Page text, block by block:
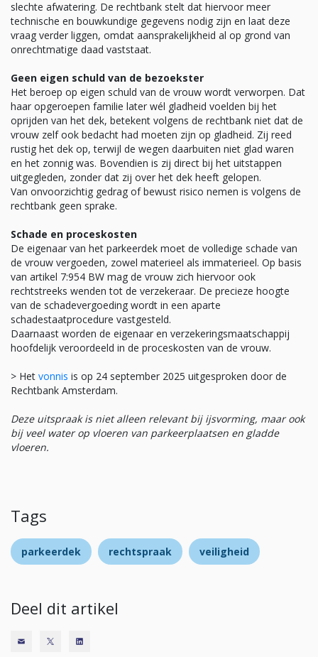
slechte afwatering. De rechtbank stelt dat hiervoor meer
technische en bouwkundige gegevens nodig zijn en laat deze
vraag verder liggen, omdat aansprakelijkheid al op grond van
onrechtmatige daad vaststaat.
Geen eigen schuld van de bezoekster
Het beroep op eigen schuld van de vrouw wordt verworpen. Dat
haar opgeroepen familie later wél gladheid voelden bij het
oprijden van het dek, betekent volgens de rechtbank niet dat de
vrouw zelf ook bedacht had moeten zijn op gladheid. Zij reed
rustig het dek op, terwijl de wegen daarbuiten niet glad waren
en het zonnig was. Bovendien is zij direct bij het uitstappen
uitgegleden, zonder dat zij over het dek heeft gelopen.
Van onvoorzichtig gedrag of bewust risico nemen is volgens de
rechtbank geen sprake.
Schade en proceskosten
De eigenaar van het parkeerdek moet de volledige schade van
de vrouw vergoeden, zowel materieel als immaterieel. Op basis
van artikel 7:954 BW mag de vrouw zich hiervoor ook
rechtstreeks wenden tot de verzekeraar. De precieze hoogte
van de schadevergoeding wordt in een aparte
schadestaatprocedure vastgesteld.
Daarnaast worden de eigenaar en verzekeringsmaatschappij
hoofdelijk veroordeeld in de proceskosten van de vrouw.
> Het vonnis is op 24 september 2025 uitgesproken door de
Rechtbank Amsterdam.
Deze uitspraak is niet alleen relevant bij ijsvorming, maar ook
bij veel water op vloeren van parkeerplaatsen en gladde
vloeren.
Tags
parkeerdek rechtspraak veiligheid
Deel dit artikel